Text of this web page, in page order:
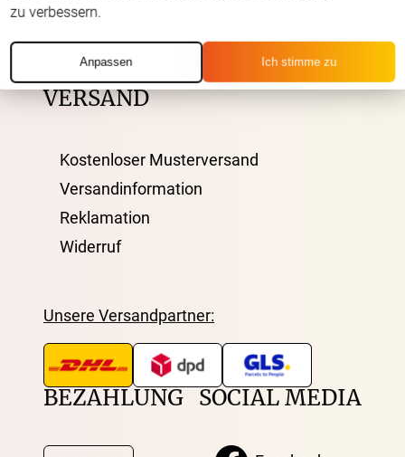
zu verbessern.
Anpassen Ich stimme zu
FAQ
Kontakt
Zahlarten
VERSAND
Kostenloser Musterversand
Versandinformation
Reklamation
Widerruf
Unsere Versandpartner:
BEZAHLUNG SOCIAL MEDIA